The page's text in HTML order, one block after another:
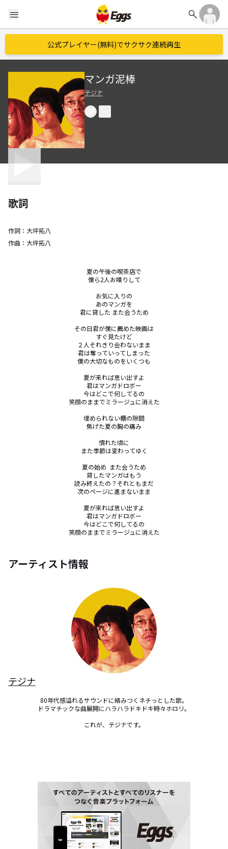
menu search
公式プレイヤー(無料)でサクサク連続再生
マンガ泥棒
テジナ
歌詞
作詞： 大坪拓八
作曲： 大坪拓八
夏の午後の喫茶店で
僕ら2人お喋りして
お気に入りの
あのマンガを
君に貸した また会うため
その日君が僕に薦めた映画は
すぐ見たけど
２人それきり会わないまま
君は奪っていってしまった
僕の大切なものをいくつも
夏が来れば思い出すよ
君はマンガドロボー
今はどこで何してるの
笑顔のままでミラージュに消えた
埋められない棚の隙間
焦げた夏の胸の痛み
慣れた頃に
また季節は変わってゆく
夏の始め  また会うため
貸したマンガはもう
読み終えたの？それともまだ
次のページに進まないまま
夏が来れば思い出すよ
君はマンガドロボー
今はどこで何してるの
笑顔のままでミラージュに消えた
アーティスト情報
テジナ
80年代感溢れるサウンドに絡みつくネチっとした歌。
ドラマチックな曲展開にハラハラドキドキ時々ホロリ。
これが、テジナです。